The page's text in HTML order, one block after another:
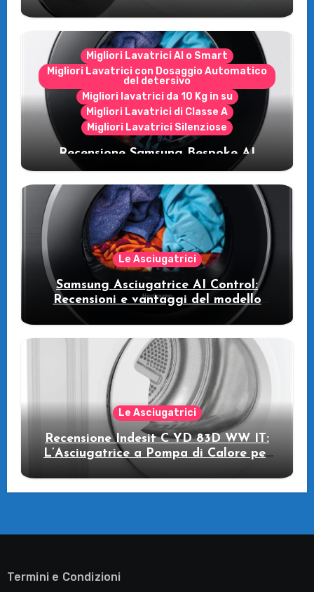
Migliori Lavatrici AI o Smart
Migliori Lavatrici con Dosaggio Automatico
del detersivo
Migliori lavatrici da 10 Kg in su
Migliori Lavatrici di Classe A
Migliori Lavatrici Silenziose
Recensione Samsung Bespoke AI
WW11DB7B94GE/U3: la lavatrice
intelligente che fa risparmiare
Le Asciugatrici
Samsung Asciugatrice AI Control:
Recensioni e vantaggi del modello
Le Asciugatrici
Recensione Indesit C YD 83D WW IT:
L’Asciugatrice a Pompa di Calore per
il Tuo Benessere
Termini e Condizioni